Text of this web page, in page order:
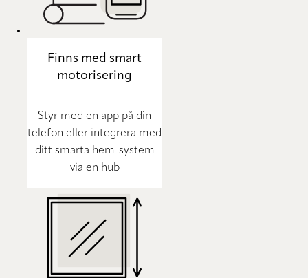
Finns med smart
motorisering
Styr med en app på din
telefon eller integrera med
ditt smarta hem-system
via en hub